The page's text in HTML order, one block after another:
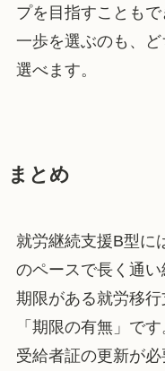
プを目指すことも
一歩を選ぶのも、
選べます。
まとめ
就労継続支援B型に
のペースで長く通
期限がある就労移
「期限の有無」で
受給者証の更新が